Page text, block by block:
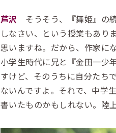
芦沢 そうそう、『舞姫』の
しなさい、という授業もあり
思いますね。だから、作家に
小学生時代に兄と『金田一少
すけど、そのうちに自分たち
ないんですよ。それで、中学
書いたものかもしれない。陸